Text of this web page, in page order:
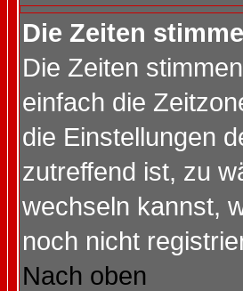
Die Zeiten
Die Zeiten
einfach die
die Einstellungen
zutreffend ist, zu
wechseln kannst,
noch nicht
Nach oben